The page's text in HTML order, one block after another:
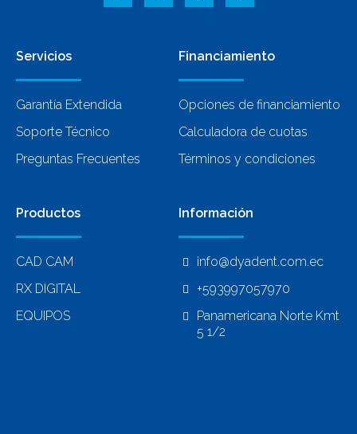
Servicios
Garantía Extendida
Soporte Técnico
Preguntas Frecuentes
Financiamiento
Opciones de financiamiento
Calculadora de cuotas
Términos y condiciones
Productos
CAD CAM
RX DIGITAL
EQUIPOS
Información
info@dyadent.com.ec
+593997057970
Panamericana Norte Kmt
5 1/2